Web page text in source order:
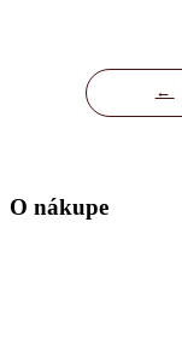
←
O nákupe